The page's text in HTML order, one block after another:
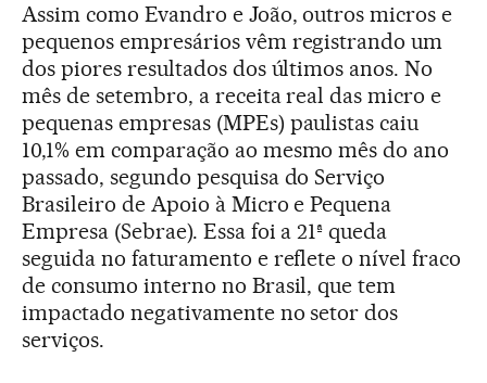
Assim como Evandro e João, outros micros e
pequenos empresários vêm registrando um
dos piores resultados dos últimos anos. No
mês de setembro, a receita real das micro e
pequenas empresas (MPEs) paulistas caiu
10,1% em comparação ao mesmo mês do ano
passado, segundo pesquisa do Serviço
Brasileiro de Apoio à Micro e Pequena
Empresa (Sebrae). Essa foi a 21ª queda
seguida no faturamento e reflete o nível fraco
de consumo interno no Brasil, que tem
impactado negativamente no setor dos
serviços.